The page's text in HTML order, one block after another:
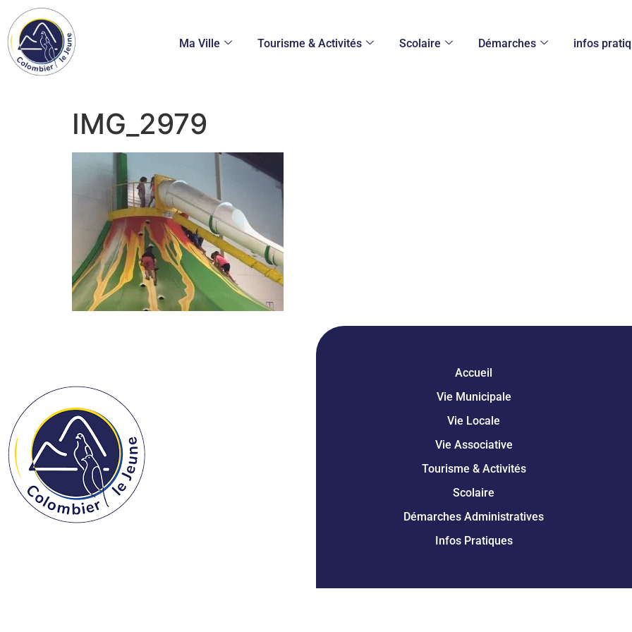
Ma Ville Tourisme & Activités Scolaire Démarches infos
IMG_2979
Accueil
Vie Municipale
Vie Locale
Vie Associative
Tourisme & Activités
Scolaire
Démarches Administratives
Infos Pratiques